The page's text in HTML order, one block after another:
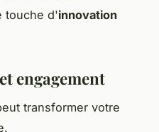
touche d'innovation
engagement
transformer votre